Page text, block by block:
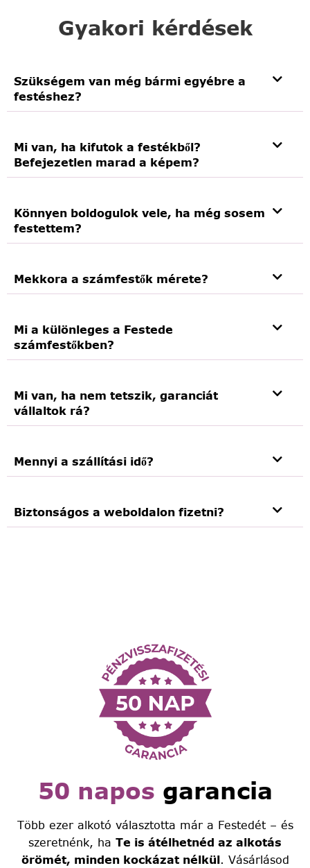
Gyakori kérdések
Szükségem van még bármi egyébre a
festéshez?
Mi van, ha kifutok a festékből?
Befejezetlen marad a képem?
Könnyen boldogulok vele, ha még sosem
festettem?
Mekkora a számfestők mérete?
Mi a különleges a Festede
számfestőkben?
Mi van, ha nem tetszik, garanciát
vállaltok rá?
Mennyi a szállítási idő?
Biztonságos a weboldalon fizetni?
50 napos garancia
Több ezer alkotó választotta már a Festedét – és
szeretnénk, ha Te is átélhetnéd az alkotás
örömét, minden kockázat nélkül. Vásárlásod